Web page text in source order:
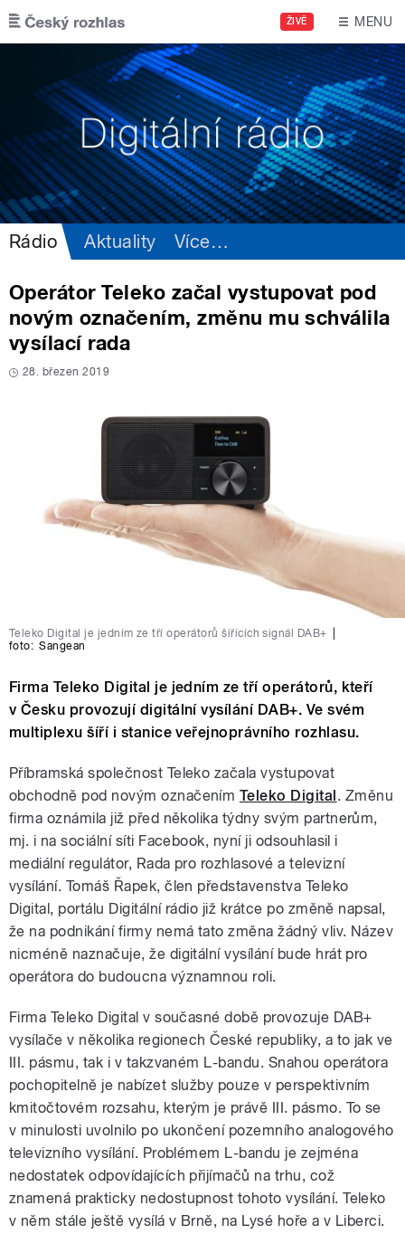
Přejít k hlavnímu obsahu
ŽIVĚ MENU
Rádio Aktuality Více…
Operátor Teleko začal vystupovat pod
novým označením, změnu mu schválila
vysílací rada
28. březen 2019
Teleko Digital je jedním ze tří operátorů šířících signál DAB+
foto: Sangean
Firma Teleko Digital je jedním ze tří operátorů, kteří
v Česku provozují digitální vysílání DAB+. Ve svém
multiplexu šíří i stanice veřejnoprávního rozhlasu.
Příbramská společnost Teleko začala vystupovat
obchodně pod novým označením Teleko Digital. Změnu
firma oznámila již před několika týdny svým partnerům,
mj. i na sociální síti Facebook, nyní ji odsouhlasil i
mediální regulátor, Rada pro rozhlasové a televizní
vysílání. Tomáš Řapek, člen představenstva Teleko
Digital, portálu Digitální rádio již krátce po změně napsal,
že na podnikání firmy nemá tato změna žádný vliv. Název
nicméně naznačuje, že digitální vysílání bude hrát pro
operátora do budoucna významnou roli.
Firma Teleko Digital v současné době provozuje DAB+
vysílače v několika regionech České republiky, a to jak ve
III. pásmu, tak i v takzvaném L-bandu. Snahou operátora
pochopitelně je nabízet služby pouze v perspektivním
kmitočtovém rozsahu, kterým je právě III. pásmo. To se
v minulosti uvolnilo po ukončení pozemního analogového
televizního vysílání. Problémem L-bandu je zejména
nedostatek odpovídajících přijímačů na trhu, což
znamená prakticky nedostupnost tohoto vysílání. Teleko
v něm stále ještě vysílá v Brně, na Lysé hoře a v Liberci.